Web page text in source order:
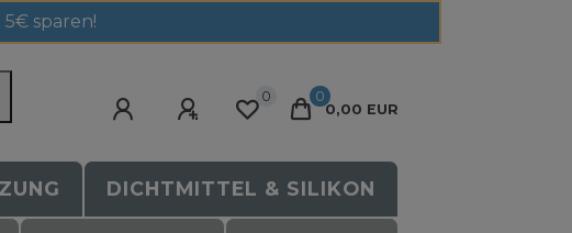
sparen!
0
0
0,00 EUR
DICHTMITTEL & SILIKON